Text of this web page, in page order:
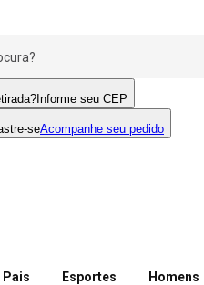
Informe seu CEP
seAcompanhe seu pedido
Pais Esportes Homens